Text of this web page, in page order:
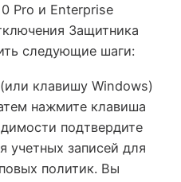
Pro и Enterprise
Защитника
следующие шаги:
клавишу Windows)
нажмите клавиша
подтвердите
учетных записей для
политик. Вы